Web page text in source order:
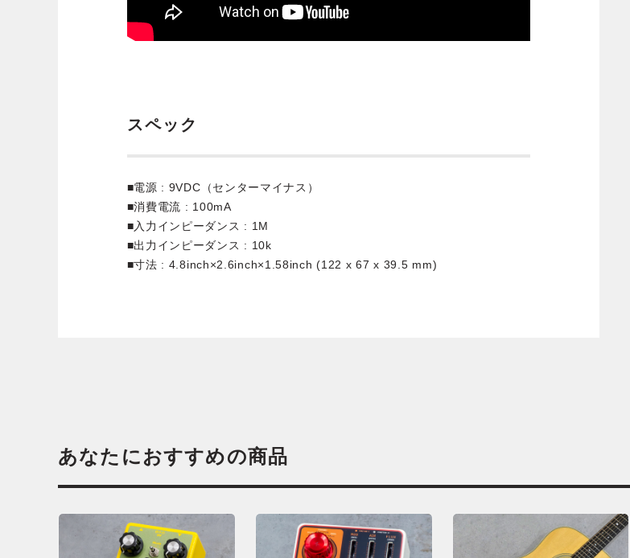
スペック
■電源 : 9VDC（センターマイナス）
■消費電流 : 100mA
■入力インピーダンス : 1M
■出力インピーダンス : 10k
■寸法 : 4.8inch×2.6inch×1.58inch (122 x 67 x 39.5 mm)
あなたにおすすめの商品